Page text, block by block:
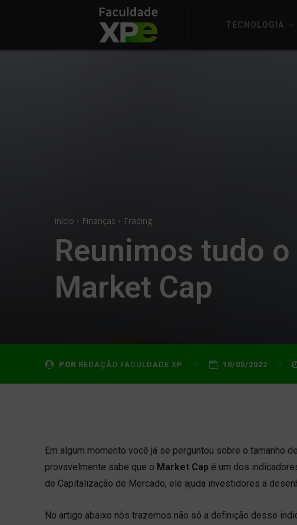
TECNOLOGIA
Início Finanças Trading
Reunimos tudo
Market Cap
POR REDAÇÃO FACULDADE XP 10/05/2022
Em algum momento você já se perguntou sobre o tamanho
provavelmente sabe que o Market Cap é um dos
de Capitalização de Mercado, ele ajuda investidores a
No artigo abaixo nós trazemos não só a definição desse